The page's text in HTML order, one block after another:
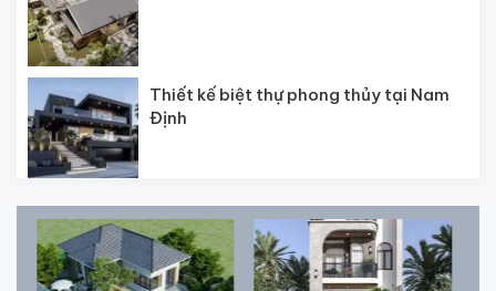
Thiết kế biệt thự phong thủy tại Nam
Định